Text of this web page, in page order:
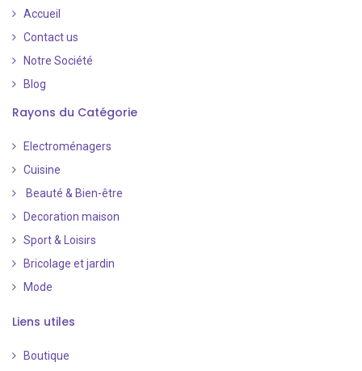
Accueil
Contact us
Notre Société
Blog
Rayons du Catégorie
Electroménagers
Cuisine
Beauté & Bien-être
Decoration maison
Sport & Loisirs
Bricolage et jardin
Mode
Liens utiles
Boutique